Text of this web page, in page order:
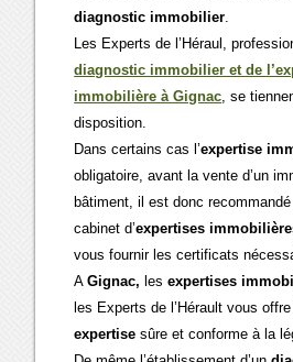
diagnostic immobilier.
Les Experts de l’Héraul,
diagnostic immobilier et de
immobilière à Gignac, se
disposition.
Dans certains cas l’expertise
obligatoire, avant la vente d’un
bâtiment, il est donc
cabinet d’expertises
vous fournir les certificats
AGignac, les expertises
les Experts de l’Hérault vous
expertise sûre et conforme à la